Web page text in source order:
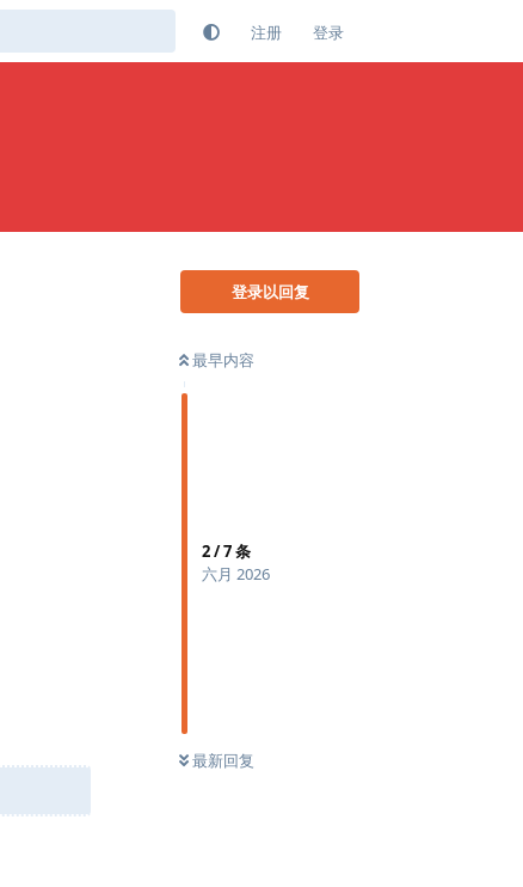
注册 登录
登录以回复
最早内容
2/7条
六月 2026
最新回复